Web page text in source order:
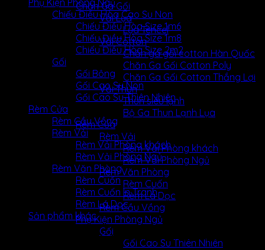
Chăn Ga Gối
Vải Lụa
Lụa Tencel
Vải Cotton
Chăn ga gối cotton Hàn Quốc
Chăn Ga Gối Cotton Poly
Chăn Ga Gối Cotton Thắng Lợi
Vải Thun
Thun siêu lạnh
Bộ Ga Thun Lạnh Lụa
Rèm Cửa
Rèm Vải
Rèm Vải Phòng khách
Rèm Vải Phòng Ngủ
Rèm Văn Phòng
Rèm Cuốn
Rèm Lá Dọc
Rèm Cầu Vồng
Phụ Kiện Phòng Ngủ
Gối
Gối Cao Su Thiên Nhiên
Phụ Kiện Phòng Ngủ
Chiếu Điều Hòa Cao Su Non
Chiếu Điều Hòa Size 1m6
Chiếu Điều Hòa Size 1m8
Chiếu Điều Hòa Size 2m2
Gối
Gối Bông
Gối Cao Su Non
Gối Cao Su Thiên Nhiên
Rèm Cửa
Rèm Cầu Vồng
Rèm Vải
Rèm Vải Phòng khách
Rèm Vải Phòng Ngủ
Rèm Văn Phòng
Rèm Cuốn
Rèm Cuốn In Tranh
Rèm Lá Dọc
Sản phẩm khác
Không tìm thấy sản phẩm nào khớp với lựa chọn của bạn.